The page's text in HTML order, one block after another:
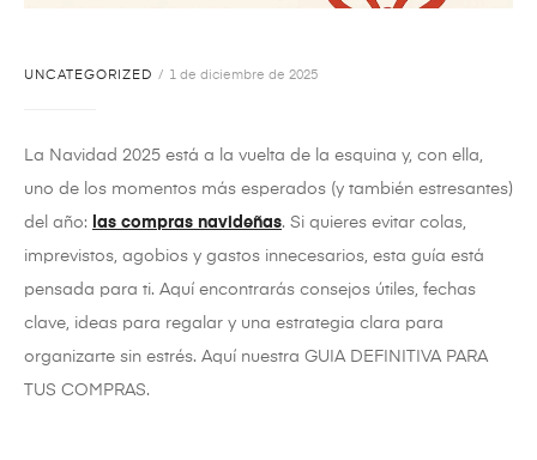
UNCATEGORIZED 1 de diciembre de 2025
La Navidad 2025 está a la vuelta de la esquina y, con ella,
uno de los momentos más esperados (y también estresantes)
del año:
las compras navideñas. Si quieres evitar colas,
imprevistos, agobios y gastos innecesarios, esta guía está
pensada para ti. Aquí encontrarás consejos útiles, fechas
clave, ideas para regalar y una estrategia clara para
organizarte sin estrés. Aquí nuestra GUIA DEFINITIVA PARA
TUS COMPRAS.